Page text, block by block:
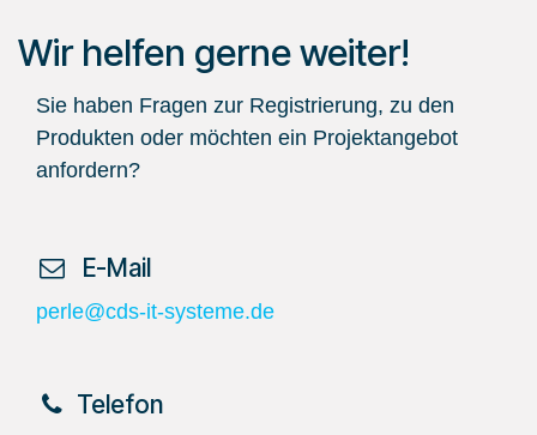
Wir helfen gerne weiter!
Sie haben Fragen zur Registrierung, zu den
Produkten oder möchten ein Projektangebot
anfordern?
​ E-Mail
perle@cds-it-systeme.de
​Telefon